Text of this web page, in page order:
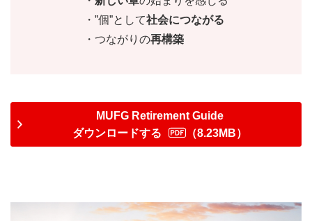
・”個”として社会につながる
・つながりの再構築
MUFG Retirement Guide
ダウンロードする
（8.23MB）